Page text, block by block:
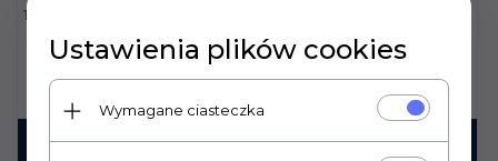
13,
KUP TERAZ! KUP TERAZ!
Ustawienia plików cookies
Wymagane ciasteczka